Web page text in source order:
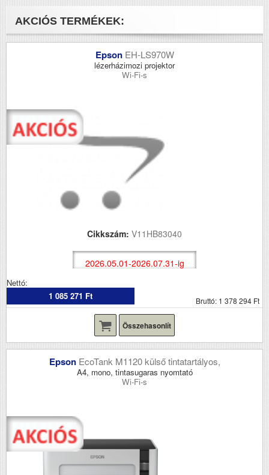
AKCIÓS TERMÉKEK:
Epson EH-LS970W
lézerházimozi projektor
Wi-Fi-s
Cikkszám: V11HB83040
2026.05.01-2026.07.31-ig
Nettó:
1 085 271 Ft
Bruttó: 1 378 294 Ft
Összehasonlít
Epson EcoTank M1120 külső tintatartályos,
A4, mono, tintasugaras nyomtató
Wi-Fi-s